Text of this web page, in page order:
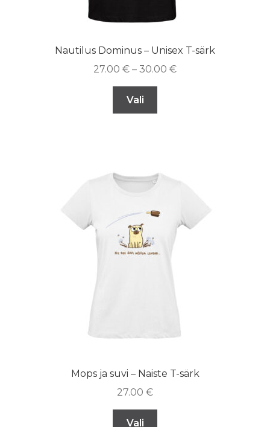
Nautilus Dominus – Unisex T-särk
27.00 € – 30.00 €
Vali
Mops ja suvi – Naiste T-särk
27.00 €
Vali